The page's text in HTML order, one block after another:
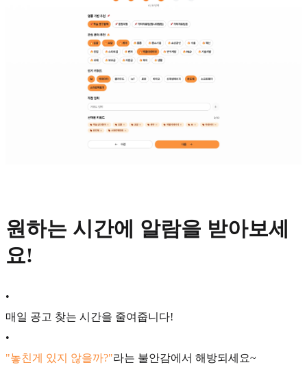
원하는 시간에 알람을 받아보세
요!
•
매일 공고 찾는 시간을 줄여줍니다!
•
"놓친게 있지 않을까?"라는 불안감에서 해방되세요~